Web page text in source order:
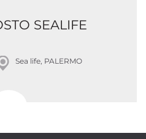
SEALIFE
Sea life, PALERMO